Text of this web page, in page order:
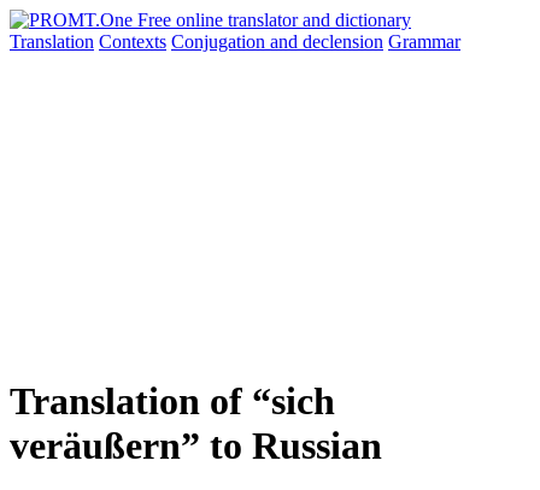
Translation Contexts Conjugation and declension Grammar
Translation of “sich
veräußern” to Russian